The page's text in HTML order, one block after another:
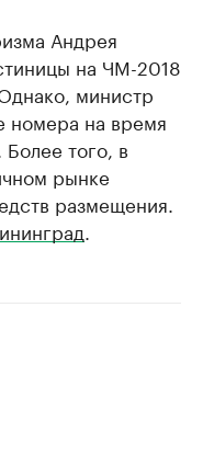
Андрея
на ЧМ-2018
министр
номера на время
того, в
рынке
размещения.